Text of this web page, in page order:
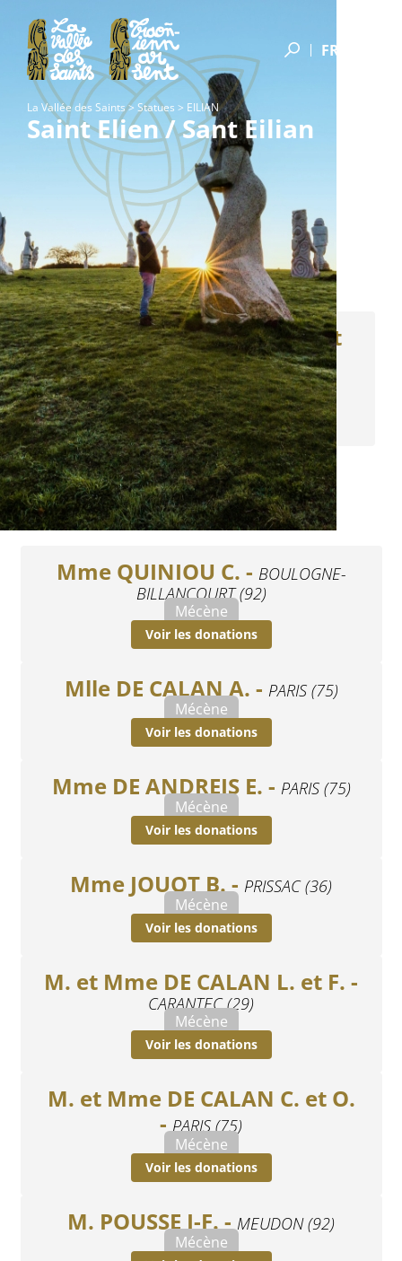
FR
La Vallée des Saints> Statues > EILIAN
Saint Elien / Sant Eilian
Les grands mécènes
Aucun donateur entreprise grand mécène.
M. et Mme DE CALAN G. et
B. -MORLAIX (29)
Grand mécène
Voir les donations
Les donateurs particuliers
Mme QUINIOU C. - BOULOGNE-
BILLANCOURT (92)
Mécène
Voir les donations
Mlle DE CALAN A. - PARIS (75)
Mécène
Voir les donations
Mme DE ANDREIS E. - PARIS (75)
Mécène
Voir les donations
Mme JOUOT B. - PRISSAC (36)
Mécène
Voir les donations
M. et Mme DE CALAN L. et F. -
CARANTEC (29)
Mécène
Voir les donations
M. et Mme DE CALAN C. et O.
- PARIS (75)
Mécène
Voir les donations
M. POUSSE J-F. - MEUDON (92)
Mécène